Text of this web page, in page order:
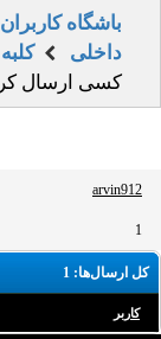
باشگاه
داخلی
کسی ارسال
arvin912
1
کل ارسال‌ها: 1
کاربر